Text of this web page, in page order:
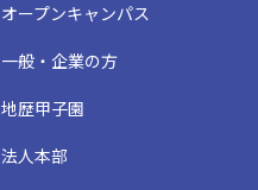
オープンキャンパス
一般・企業の方
地歴甲子園
法人本部